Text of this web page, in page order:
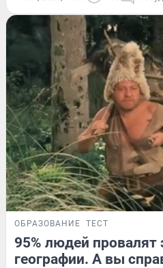
ОБРАЗОВАНИЕ ТЕСТ
95% людей провалят
географии. А вы